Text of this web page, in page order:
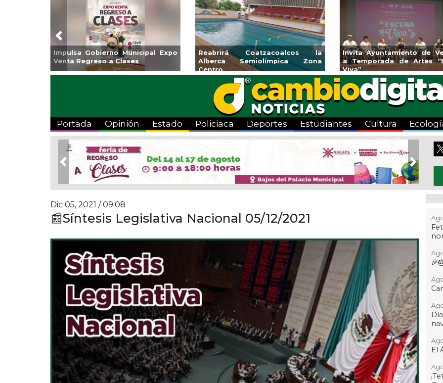
Guarniciones y banquetas para la
colonia El Mango en Pánuco
Emprendedores de Xalapa
exponen en Mercadito
Bicentenario
Coatzacoalcos
halterofilia con la Copa
2026
Previous
Portada Opinión Estado Policiaca Deportes Estudiantes Cultura
Previous Next
Dic 05, 2021 / 09:08
📰Síntesis Legislativa Nacional 05/12/2021
El